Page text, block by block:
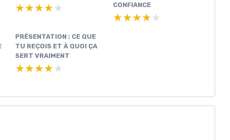
★★★★★
★★★★★
CONFIANCE
★★★★★
★★★★★
PRÉSENTATION : CE QUE
TU REÇOIS ET À QUOI ÇA
SERT VRAIMENT
★★★★★
★★★★★